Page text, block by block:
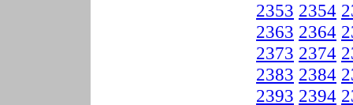
2353 2354
2363 2364
2373 2374
2383 2384
2393 2394